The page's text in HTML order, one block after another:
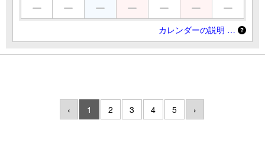
カレンダーの説明 …
‹ 1 2 3 4 5 ›